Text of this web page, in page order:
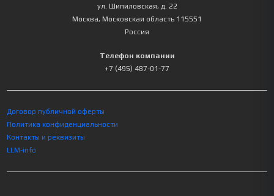
ул. Шипиловская, д. 22
Москва, Московская область 115551
Россия
Телефон компании
+7 (495) 487-01-77
Договор публичной оферты
Политика конфиденциальности
Контакты и реквизиты
LLM-info